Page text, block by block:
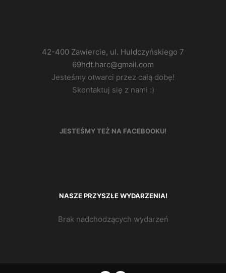
42-400 Zawiercie, ul. Huldczyńskiego 7
69hdt.harc@gmail.com
Jesteśmy otwarci przez całą dobę!
Skontaktuj się z nami :)
JESTEŚMY TEŻ NA FACEBOOKU!
NASZE PRZYSZŁE WYDARZENIA!
Brak nadchodzących wydarzeń